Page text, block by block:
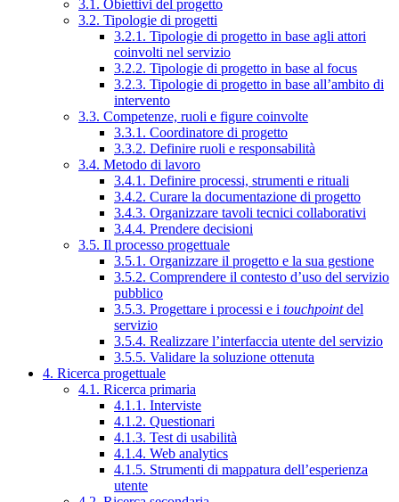
3.1. Obiettivi del progetto
3.2. Tipologie di progetti
3.2.1. Tipologie di progetto in base agli attori
coinvolti nel servizio
3.2.2. Tipologie di progetto in base al focus
3.2.3. Tipologie di progetto in base all’ambito di
intervento
3.3. Competenze, ruoli e figure coinvolte
3.3.1. Coordinatore di progetto
3.3.2. Definire ruoli e responsabilità
3.4. Metodo di lavoro
3.4.1. Definire processi, strumenti e rituali
3.4.2. Curare la documentazione di progetto
3.4.3. Organizzare tavoli tecnici collaborativi
3.4.4. Prendere decisioni
3.5. Il processo progettuale
3.5.1. Organizzare il progetto e la sua gestione
3.5.2. Comprendere il contesto d’uso del servizio
pubblico
3.5.3. Progettare i processi e i touchpointdel
servizio
3.5.4. Realizzare l’interfaccia utente del servizio
3.5.5. Validare la soluzione ottenuta
4. Ricerca progettuale
4.1. Ricerca primaria
4.1.1. Interviste
4.1.2. Questionari
4.1.3. Test di usabilità
4.1.4. Web analytics
4.1.5. Strumenti di mappatura dell’esperienza
utente